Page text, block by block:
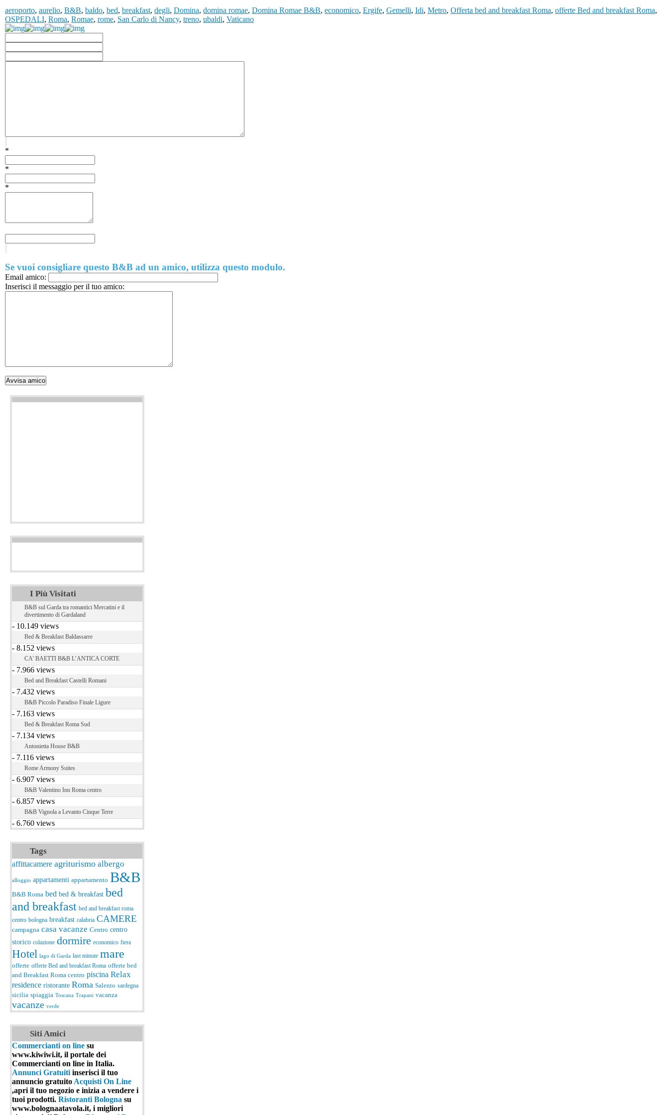
aeroporto, aurelio, B&B, baldo, bed, breakfast, degli, Domina, domina romae, Domina Romae B&B, economico, Ergife, Gemelli, Idi, Metro, Offerta bed and breakfast Roma, offerte Bed and breakfast Roma,
OSPEDALI, Roma, Romae, rome, San Carlo di Nancy, treno, ubaldi, Vaticano
*
*
*
Se vuoi consigliare questo B&B ad un amico, utilizza questo modulo.
Email amico:
Inserisci il messaggio per il tuo amico:
I Più Visitati
B&B sul Garda tra romantici Mercatini e il
divertimento di Gardaland
- 10.149 views
Bed & Breakfast Baldassarre
- 8.152 views
CA’ BAETTI B&B L’ANTICA CORTE
- 7.966 views
Bed and Breakfast Castelli Romani
- 7.432 views
B&B Piccolo Paradiso Finale Ligure
- 7.163 views
Bed & Breakfast Roma Sud
- 7.134 views
Antonietta House B&B
- 7.116 views
Rome Armony Suites
- 6.907 views
B&B Valentino Inn Roma centro
- 6.857 views
B&B Vignola a Levanto Cinque Terre
- 6.760 views
Tags
affittacamere agriturismo albergo
alloggio appartamenti appartamento B&B
B&B Roma bed bed & breakfast bed
and breakfast bed and breakfast roma
centro bologna breakfast calabria CAMERE
campagna casa vacanze Centro centro
storico colazione dormire economico fiera
Hotel lago di Garda last minute mare
offerte offerte Bed and breakfast Roma offerte bed
and Breakfast Roma centro piscina Relax
residence ristorante Roma Salento sardegna
sicilia spiaggia Toscana Trapani vacanza
vacanze verde
Siti Amici
Commercianti on line su
www.kiwiwi.it, il portale dei
Commercianti on line in Italia.
Annunci Gratuiti inserisci il tuo
annuncio gratuito Acquisti On Line
,apri il tuo negozio e inizia a vendere i
tuoi prodotti. Ristoranti Bologna su
www.bolognaatavola.it, i migliori